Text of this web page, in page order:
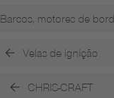
Barcos, motores de
Velas de ignição
CHRIS-CRAFT